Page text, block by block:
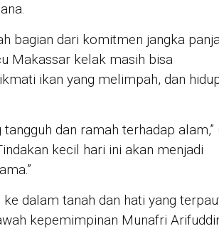
bagian dari komitmen jangka
Makassar kelak masih bisa
ikan yang melimpah, dan
dan ramah terhadap alam,”
kecil hari ini akan menjadi
dalam tanah dan hati yang
kepemimpinan Munafri